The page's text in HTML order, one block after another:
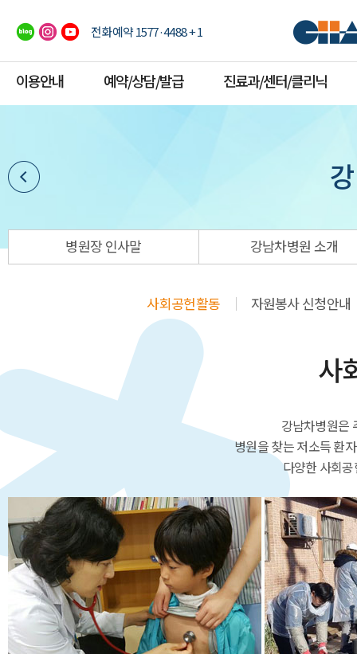
전화예약 1577·4488 + 1
이용안내 예약/상담/발급 진료과/센터/클리닉
병원장 인사말 강남차병원 소개
사회공헌활동 자원봉사 신청안내
사
강남차병원은
병원을 찾는 저소득 환
다양한 사회